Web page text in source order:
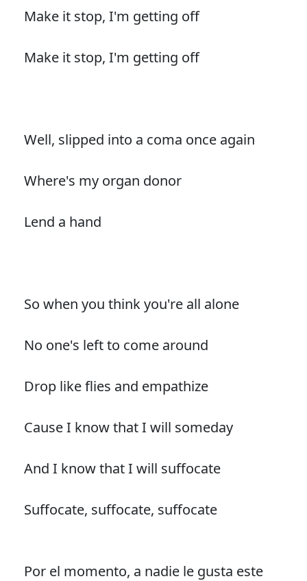
Make it stop, I'm getting off
Make it stop, I'm getting off
Well, slipped into a coma once again
Where's my organ donor
Lend a hand
So when you think you're all alone
No one's left to come around
Drop like flies and empathize
Cause I know that I will someday
And I know that I will suffocate
Suffocate, suffocate, suffocate
Por el momento, a nadie le gusta este